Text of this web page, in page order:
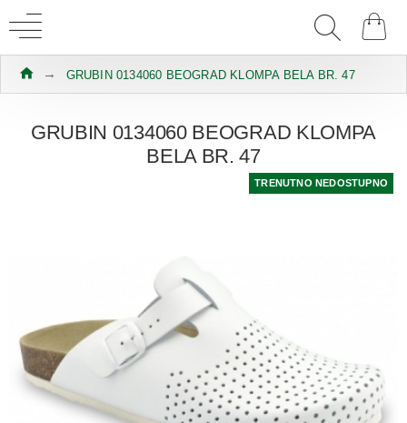
GRUBIN 0134060 BEOGRAD KLOMPA BELA BR. 47
GRUBIN 0134060 BEOGRAD KLOMPA
BELA BR. 47
TRENUTNO NEDOSTUPNO